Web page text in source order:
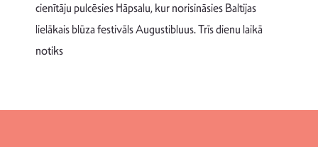
cienītāju pulcēsies Hāpsalu, kur norisināsies Baltijas
lielākais blūza festivāls Augustibluus. Trīs dienu laikā
notiks